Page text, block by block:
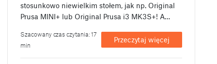
stosunkowo niewielkim stołem, jak np. Original
Prusa MINI+ lub Original Prusa i3 MK3S+! A…
Szacowany czas czytania: 17
min
Przeczytaj więcej